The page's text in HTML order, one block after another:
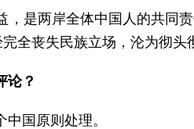
是两岸全体中国人的共同
全丧失民族立场，沦为彻
论？
国原则处理。